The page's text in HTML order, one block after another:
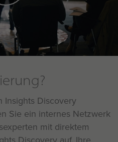
Insights Discovery
Sie ein internes Netzwerk
mit direktem